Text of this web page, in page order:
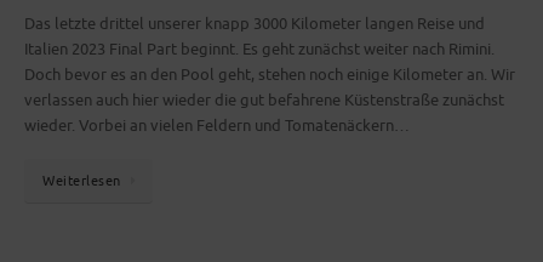
Das letzte drittel unserer knapp 3000 Kilometer langen Reise und
Italien 2023 Final Part beginnt. Es geht zunächst weiter nach Rimini.
Doch bevor es an den Pool geht, stehen noch einige Kilometer an. Wir
verlassen auch hier wieder die gut befahrene Küstenstraße zunächst
wieder. Vorbei an vielen Feldern und Tomatenäckern…
Weiterlesen